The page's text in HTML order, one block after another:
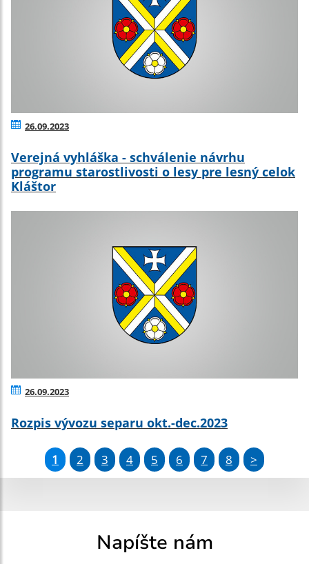
26.09.2023
Verejná vyhláška - schválenie návrhu
programu starostlivosti o lesy pre lesný celok
Kláštor
26.09.2023
Rozpis vývozu separu okt.-dec.2023
1 2 3 4 5 6 7 8 >
Napíšte nám